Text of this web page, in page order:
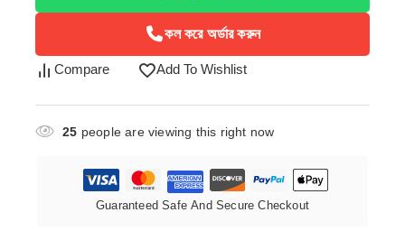
কল করে অর্ডার করুন
Compare Add To Wishlist
25 people are viewing this right now
Guaranteed Safe And Secure Checkout